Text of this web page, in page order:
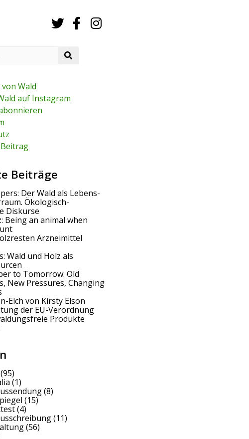
Wald
auf Instagram
Beiträge
Der Wald als Lebens-
Ökologisch-
Diskurse
Being an animal when
Arzneimittel
Wald und Holz als
to Tomorrow: Old
New Pressures, Changing
Elch von Kirsty Elson
der EU-Verordnung
Produkte
(95)
(1)
(8)
(15)
(4)
(11)
(56)